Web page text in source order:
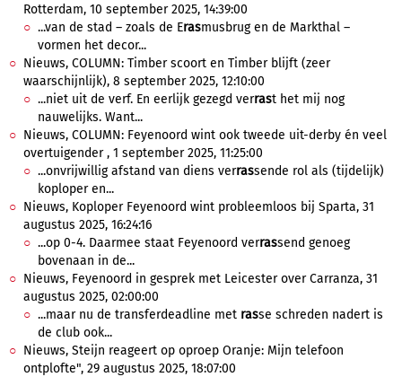
Rotterdam, 10 september 2025, 14:39:00
...van de stad – zoals de Erasmusbrug en de Markthal –
vormen het decor...
Nieuws, COLUMN: Timber scoort en Timber blijft (zeer
waarschijnlijk), 8 september 2025, 12:10:00
...niet uit de verf. En eerlijk gezegd verrast het mij nog
nauwelijks. Want...
Nieuws, COLUMN: Feyenoord wint ook tweede uit-derby én veel
overtuigender , 1 september 2025, 11:25:00
...onvrijwillig afstand van diens verrassende rol als (tijdelijk)
koploper en...
Nieuws, Koploper Feyenoord wint probleemloos bij Sparta, 31
augustus 2025, 16:24:16
...op 0-4. Daarmee staat Feyenoord verrassend genoeg
bovenaan in de...
Nieuws, Feyenoord in gesprek met Leicester over Carranza, 31
augustus 2025, 02:00:00
...maar nu de transferdeadline met rasse schreden nadert is
de club ook...
Nieuws, Steijn reageert op oproep Oranje: Mijn telefoon
ontplofte", 29 augustus 2025, 18:07:00